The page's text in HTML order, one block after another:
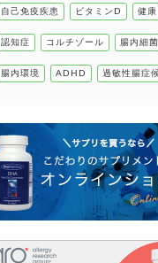
自己免疫疾患 ビタミンD 健康
認知症 コルチゾール 腸内細菌
腸内環境 ADHD 過敏性腸症